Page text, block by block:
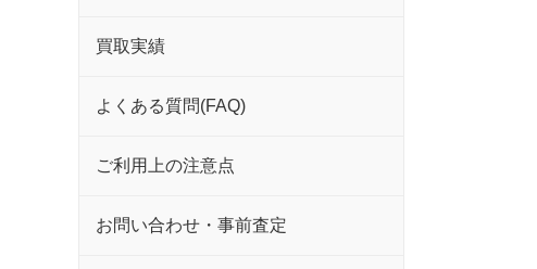
買取実績
よくある質問(FAQ)
ご利用上の注意点
お問い合わせ・事前査定